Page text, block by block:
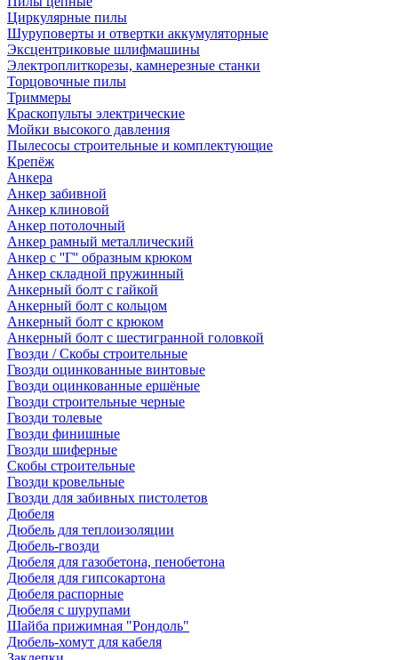
Циркулярные пилы
Шуруповерты и отвертки аккумуляторные
Эксцентриковые шлифмашины
Электроплиткорезы, камнерезные станки
Торцовочные пилы
Триммеры
Краскопульты электрические
Мойки высокого давления
Пылесосы строительные и комплектующие
Крепёж
Анкера
Анкер забивной
Анкер клиновой
Анкер потолочный
Анкер рамный металлический
Анкер с ''Г'' образным крюком
Анкер складной пружинный
Анкерный болт с гайкой
Анкерный болт с кольцом
Анкерный болт с крюком
Анкерный болт с шестигранной головкой
Гвозди / Скобы строительные
Гвозди оцинкованные винтовые
Гвозди оцинкованные ершёные
Гвозди строительные черные
Гвозди толевые
Гвозди финишные
Гвозди шиферные
Скобы строительные
Гвозди кровельные
Гвозди для забивных пистолетов
Дюбеля
Дюбель для теплоизоляции
Дюбель-гвозди
Дюбеля для газобетона, пенобетона
Дюбеля для гипсокартона
Дюбеля распорные
Дюбеля с шурупами
Шайба прижимная "Рондоль"
Дюбель-хомут для кабеля